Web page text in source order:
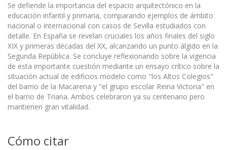
Se defiende la importancia del espacio arquitectónico en la
educación infantil y primaria, comparando ejemplos de ámbito
nacional o internacional con casos de Sevilla estudiados con
detalle. En España se revelan cruciales los años finales del siglo
XIX y primeras décadas del XX, alcanzando un punto álgido en la
Segunda República. Se concluye reflexionando sobre la vigencia
de esta importante cuestión mediante un ensayo crítico sobre la
situación actual de edificios modelo como "los Altos Colegios"
del barrio de la Macarena y "el grupo escolar Reina Victoria" en
el barrio de Triana. Ambos celebraron ya su centenario pero
mantienen gran vitalidad.
Cómo citar